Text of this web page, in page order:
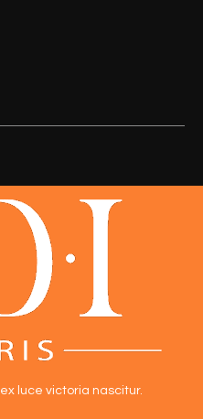
ex luce victoria nascitur.